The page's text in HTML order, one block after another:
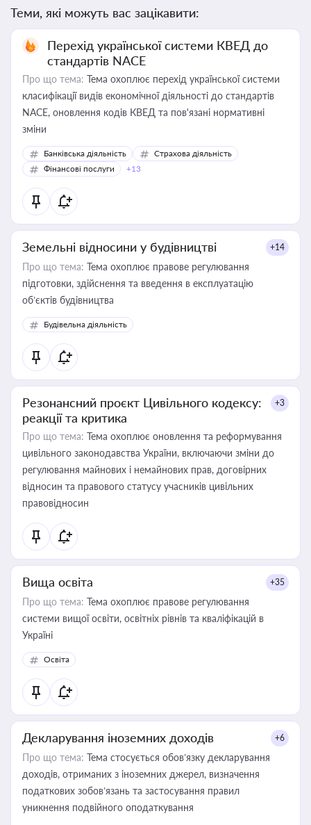
Теми, які можуть вас зацікавити:
Перехід української системи КВЕД до
стандартів NACE
Про що тема: Тема охоплює перехід української системи
класифікації видів економічної діяльності до стандартів
NACE, оновлення кодів КВЕД та пов'язані нормативні
зміни
Банківська діяльність
Страхова діяльність
Фінансові послуги
+13
Земельні відносини у будівництві +14
Про що тема: Тема охоплює правове регулювання
підготовки, здійснення та введення в експлуатацію
об’єктів будівництва
Будівельна діяльність
Резонансний проєкт Цивільного кодексу:
реакції та критика
+3
Про що тема: Тема охоплює оновлення та реформування
цивільного законодавства України, включаючи зміни до
регулювання майнових і немайнових прав, договірних
відносин та правового статусу учасників цивільних
правовідносин
Вища освіта +35
Про що тема: Тема охоплює правове регулювання
системи вищої освіти, освітніх рівнів та кваліфікацій в
Україні
Освіта
Декларування іноземних доходів +6
Про що тема: Тема стосується обов’язку декларування
доходів, отриманих з іноземних джерел, визначення
податкових зобов’язань та застосування правил
уникнення подвійного оподаткування